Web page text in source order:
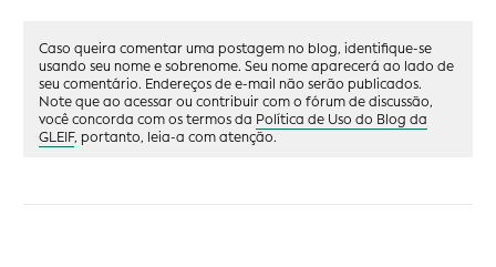
Caso queira comentar uma postagem no blog, identifique-se
usando seu nome e sobrenome. Seu nome aparecerá ao lado de
seu comentário. Endereços de e-mail não serão publicados.
Note que ao acessar ou contribuir com o fórum de discussão,
você concorda com os termos da Política de Uso do Blog da
GLEIF, portanto, leia-a com atenção.